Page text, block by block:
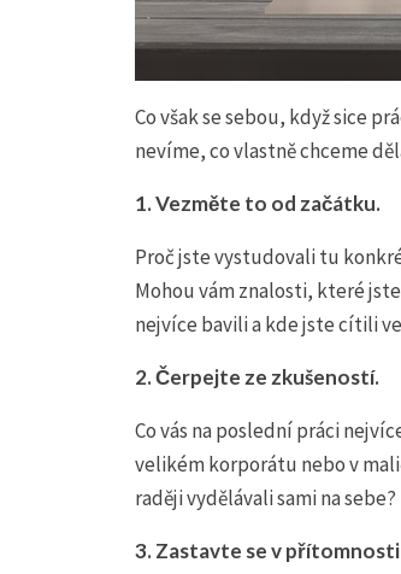
Co však se sebou, když sice
nevíme, co vlastně chceme
1.Vezměte to od začátku.
Proč jste vystudovali tu
Mohou vám znalosti, které
nejvíce bavili a kde jste cítili
2.Čerpejte ze zkušeností.
Co vás na poslední práci
velikém korporátu nebo v
raději vydělávali sami na
3.Zastavte se v